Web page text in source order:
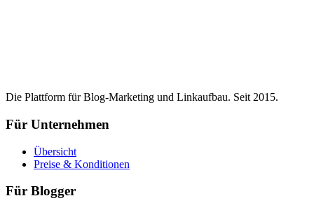
Die Plattform für Blog-Marketing und Linkaufbau. Seit 2015.
Für Unternehmen
Übersicht
Preise & Konditionen
Für Blogger